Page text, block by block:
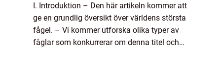
I. Introduktion – Den här artikeln kommer att
ge en grundlig översikt över världens största
fågel. – Vi kommer utforska olika typer av
fåglar som konkurrerar om denna titel och